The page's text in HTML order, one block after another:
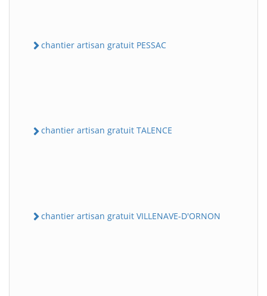
chantier artisan gratuit PESSAC
chantier artisan gratuit TALENCE
chantier artisan gratuit VILLENAVE-D'ORNON